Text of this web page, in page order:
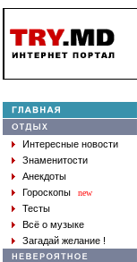
Интересные новости
Знаменитости
Анекдоты
Гороскопы
new
Тесты
Всё о музыке
Загадай желание !